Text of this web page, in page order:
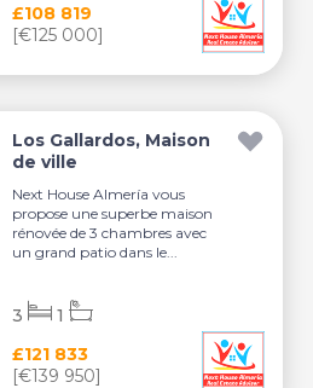
£108 819
[€125 000]
Los Gallardos, Maison
de ville
Next House Almería vous
propose une superbe maison
rénovée de 3 chambres avec
un grand patio dans le...
£121 833
[€139 950]
3 1